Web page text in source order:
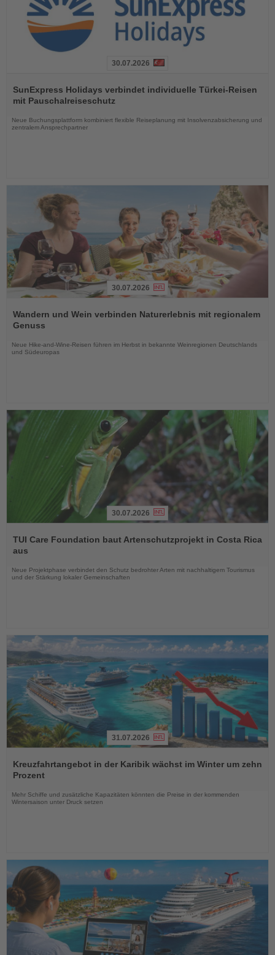
Sie
die
30.07.2026
SunExpress Holidays verbindet individuelle Türkei-Reisen
mit Pauschalreiseschutz
Neue Buchungsplattform kombiniert flexible Reiseplanung mit Insolvenzabsicherung und
zentralem Ansprechpartner
Sie
die
30.07.2026
Wandern und Wein verbinden Naturerlebnis mit regionalem
Genuss
Neue Hike-and-Wine-Reisen führen im Herbst in bekannte Weinregionen Deutschlands
und Südeuropas
Sie
die
30.07.2026
TUI Care Foundation baut Artenschutzprojekt in Costa Rica
aus
Neue Projektphase verbindet den Schutz bedrohter Arten mit nachhaltigem Tourismus
und der Stärkung lokaler Gemeinschaften
Sie
die
31.07.2026
Kreuzfahrtangebot in der Karibik wächst im Winter um zehn
Prozent
Mehr Schiffe und zusätzliche Kapazitäten könnten die Preise in der kommenden
Wintersaison unter Druck setzen